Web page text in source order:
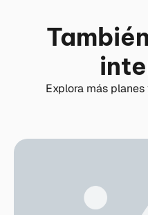
Explora más planes